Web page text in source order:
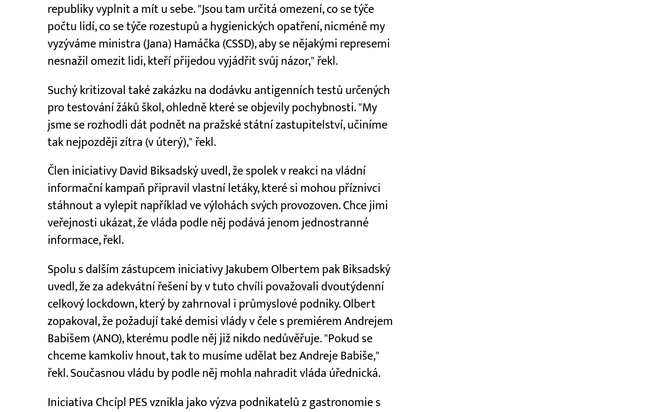
republiky vyplnit a mít u sebe. "Jsou tam určitá omezení, co se týče
počtu lidí, co se týče rozestupů a hygienických opatření, nicméně my
vyzýváme ministra (Jana) Hamáčka (CSSD), aby se nějakými represemi
nesnažil omezit lidi, kteří přijedou vyjádřit svůj názor," řekl.
Suchý kritizoval také zakázku na dodávku antigenních testů určených
pro testování žáků škol, ohledně které se objevily pochybnosti. "My
jsme se rozhodli dát podnět na pražské státní zastupitelství, učiníme
tak nejpozději zítra (v úterý)," řekl.
Člen iniciativy David Biksadský uvedl, že spolek v reakci na vládní
informační kampaň připravil vlastní letáky, které si mohou příznivci
stáhnout a vylepit například ve výlohách svých provozoven. Chce jimi
veřejnosti ukázat, že vláda podle něj podává jenom jednostranné
informace, řekl.
Spolu s dalším zástupcem iniciativy Jakubem Olbertem pak Biksadský
uvedl, že za adekvátní řešení by v tuto chvíli považovali dvoutýdenní
celkový lockdown, který by zahrnoval i průmyslové podniky. Olbert
zopakoval, že požadují také demisi vlády v čele s premiérem Andrejem
Babišem (ANO), kterému podle něj již nikdo nedůvěřuje. "Pokud se
chceme kamkoliv hnout, tak to musíme udělat bez Andreje Babiše,"
řekl. Současnou vládu by podle něj mohla nahradit vláda úřednická.
Iniciativa Chcípl PES vznikla jako výzva podnikatelů z gastronomie s